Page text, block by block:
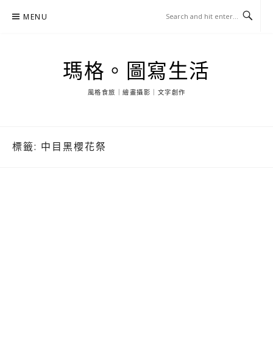
MENU
瑪格。圖寫生活
風格食旅｜繪畫攝影｜文字創作
標籤: 中目黑櫻花祭